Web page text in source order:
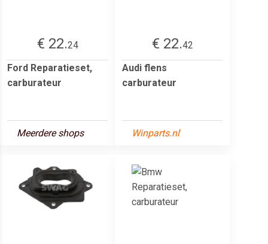
€ 22.24
Ford Reparatieset,
carburateur
Meerdere shops
€ 22.42
Audi flens
carburateur
Winparts.nl